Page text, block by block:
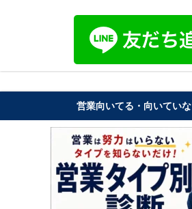
営業向いてる・向いてい